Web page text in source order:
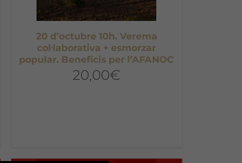
20 d’octubre 10h. Verema
col·laborativa + esmorzar
popular. Beneficis per l’AFANOC
20,00€